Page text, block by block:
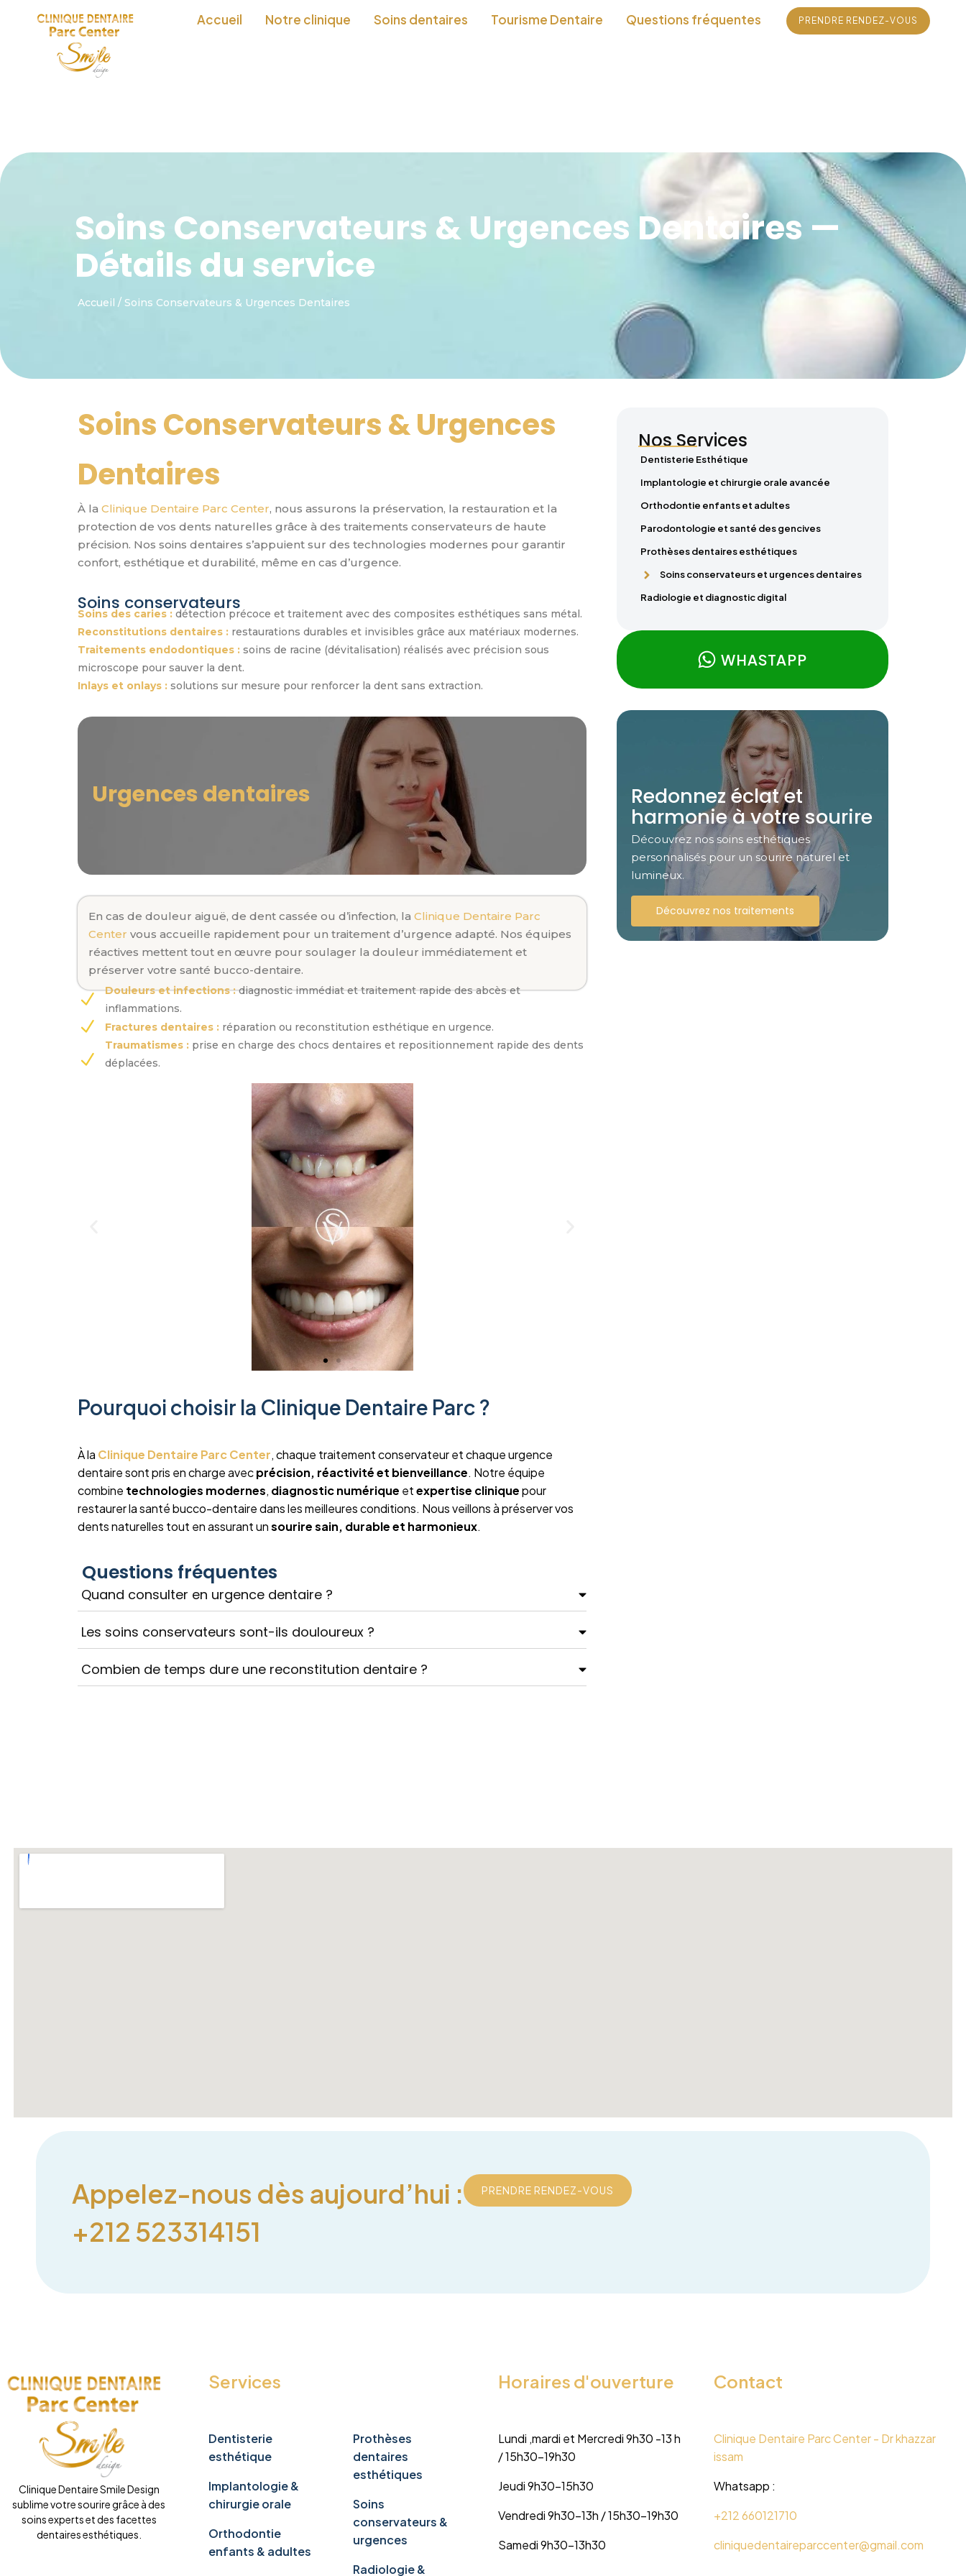
Accueil Notre clinique Soins dentaires Tourisme Dentaire Questions fréquentes PRENDRE RENDEZ-VOUS
Soins Conservateurs & Urgences Dentaires —
Détails du service
Accueil / Soins Conservateurs & Urgences Dentaires
Soins Conservateurs & Urgences
Dentaires
À la Clinique Dentaire Parc Center, nous assurons la préservation, la restauration et la
protection de vos dents naturelles grâce à des traitements conservateurs de haute
précision. Nos soins dentaires s’appuient sur des technologies modernes pour garantir
confort, esthétique et durabilité, même en cas d’urgence.
Soins conservateurs
Soins des caries : détection précoce et traitement avec des composites esthétiques sans métal.
Reconstitutions dentaires : restaurations durables et invisibles grâce aux matériaux modernes.
Traitements endodontiques : soins de racine (dévitalisation) réalisés avec précision sous
microscope pour sauver la dent.
Inlays et onlays : solutions sur mesure pour renforcer la dent sans extraction.
Urgences dentaires
En cas de douleur aiguë, de dent cassée ou d’infection, la Clinique Dentaire Parc
Center vous accueille rapidement pour un traitement d’urgence adapté. Nos équipes
réactives mettent tout en œuvre pour soulager la douleur immédiatement et
préserver votre santé bucco-dentaire.
Douleurs et infections :diagnostic immédiat et traitement rapide des abcès et
inflammations.
Fractures dentaires :réparation ou reconstitution esthétique en urgence.
Traumatismes :prise en charge des chocs dentaires et repositionnement rapide des dents
déplacées.
Pourquoi choisir la Clinique Dentaire Parc ?
À la Clinique Dentaire Parc Center, chaque traitement conservateur et chaque urgence
dentaire sont pris en charge avecprécision, réactivité et bienveillance. Notre équipe
combine technologies modernes, diagnostic numérique etexpertise cliniquepour
restaurer la santé bucco-dentaire dans les meilleures conditions. Nous veillons à préserver vos
dents naturelles tout en assurant unsourire sain, durable et harmonieux.
Questions fréquentes
Quand consulter en urgence dentaire ?
Les soins conservateurs sont-ils douloureux ?
Combien de temps dure une reconstitution dentaire ?
Nos Services
Dentisterie Esthétique
Implantologie et chirurgie orale avancée
Orthodontie enfants et adultes
Parodontologie et santé des gencives
Prothèses dentaires esthétiques
Soins conservateurs et urgences dentaires
Radiologie et diagnostic digital
WHASTAPP
Redonnez éclat et
harmonie à votre sourire
Découvrez nos soins esthétiques
personnalisés pour un sourire naturel et
lumineux.
Découvrez nos traitements
Appelez-nous dès aujourd’hui :
+212 523314151
PRENDRE RENDEZ-VOUS
Clinique Dentaire Smile Design
sublime votre sourire grâce à des
soins experts et des facettes
dentaires esthétiques.
Services
Dentisterie
esthétique
Implantologie &
chirurgie orale
Orthodontie
enfants & adultes
Prothèses
dentaires
esthétiques
Soins
conservateurs &
urgences
Radiologie &
Horaires d'ouverture
Lundi ,mardi et Mercredi 9h30 -13 h
/ 15h30-19h30
Jeudi 9h30-15h30
Vendredi 9h30-13h / 15h30-19h30
Samedi 9h30-13h30
Contact
Clinique Dentaire Parc Center - Dr khazzar
issam
Whatsapp :
+212 660121710
cliniquedentaireparccenter@gmail.com